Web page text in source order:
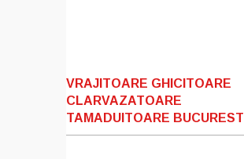
VRAJITOARE GHICITOARE
CLARVAZATOARE
TAMADUITOARE BUCURESTI